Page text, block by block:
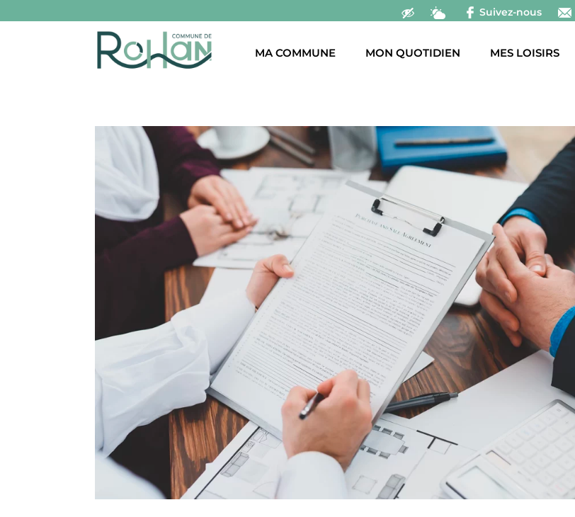
Suivez-nous
MA COMMUNE MON QUOTIDIEN MES LOISIRS